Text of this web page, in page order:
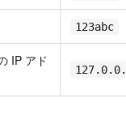
123abc
IP アド